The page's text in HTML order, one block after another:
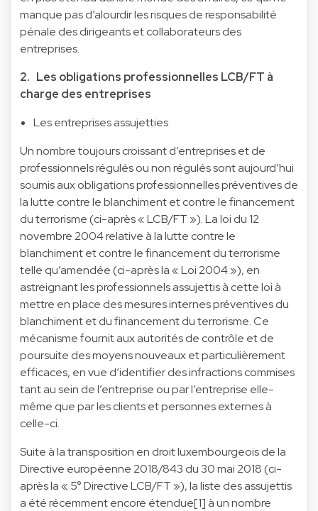
manque pas d’alourdir les risques de responsabilité
pénale des dirigeants et collaborateurs des
entreprises.
2. Les obligations professionnelles LCB/FT à
charge des entreprises
Les entreprises assujetties
Un nombre toujours croissant d’entreprises et de
professionnels régulés ou non régulés sont aujourd’hui
soumis aux obligations professionnelles préventives de
la lutte contre le blanchiment et contre le financement
du terrorisme (ci-après « LCB/FT »). La loi du 12
novembre 2004 relative à la lutte contre le
blanchiment et contre le financement du terrorisme
telle qu’amendée (ci-après la « Loi 2004 »), en
astreignant les professionnels assujettis à cette loi à
mettre en place des mesures internes préventives du
blanchiment et du financement du terrorisme. Ce
mécanisme fournit aux autorités de contrôle et de
poursuite des moyens nouveaux et particulièrement
efficaces, en vue d’identifier des infractions commises
tant au sein de l’entreprise ou par l’entreprise elle-
même que par les clients et personnes externes à
celle-ci.
Suite à la transposition en droit luxembourgeois de la
Directive européenne 2018/843 du 30 mai 2018 (ci-
après la « 5° Directive LCB/FT »), la liste des assujettis
a été récemment encore étendue[1] à un nombre